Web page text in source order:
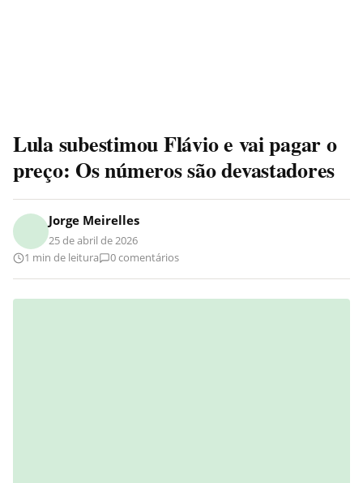
Lula subestimou Flávio e vai pagar o
preço: Os números são devastadores
Jorge Meirelles
25 de abril de 2026
1 min de leitura
0 comentários